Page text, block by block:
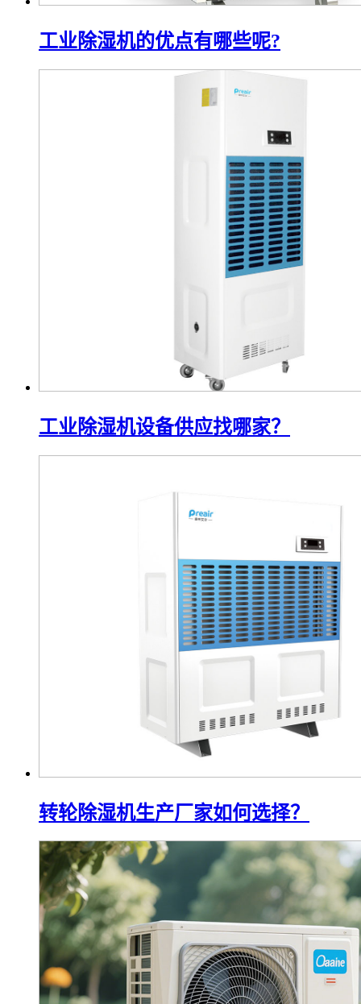
工业除湿机的优点有哪些呢?
工业除湿机设备供应找哪家？
转轮除湿机生产厂家如何选择？